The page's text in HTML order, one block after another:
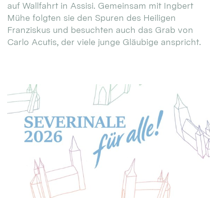
auf Wallfahrt in Assisi. Gemeinsam mit Ingbert
Mühe folgten sie den Spuren des Heiligen
Franziskus und besuchten auch das Grab von
Carlo Acutis, der viele junge Gläubige anspricht.